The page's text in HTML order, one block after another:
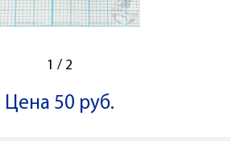
1 / 2
Цена 50 руб.